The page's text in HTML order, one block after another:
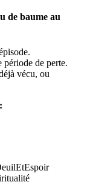
de baume au
période de perte.
vécu, ou